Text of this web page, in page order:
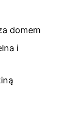
domem
i